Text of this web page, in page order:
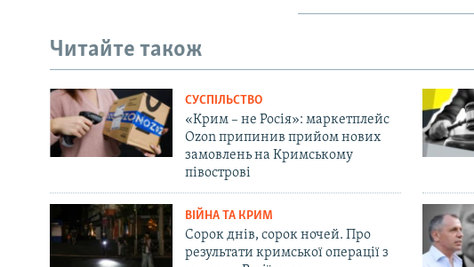
Читайте також
СУСПІЛЬСТВО
«Крим – не Росія»: маркетплейс
Ozon припинив прийом нових
замовлень на Кримському
півострові
ВІЙНА ТА КРИМ
Сорок днів, сорок ночей. Про
результати кримської операції з